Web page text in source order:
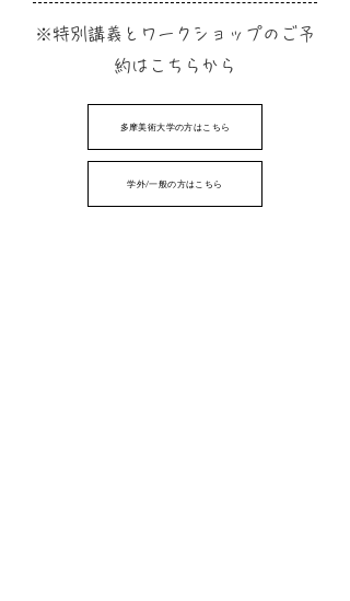
※特別講義とワークショップのご予
約はこちらから
多摩美術大学の方はこちら
学外/一般の方はこちら